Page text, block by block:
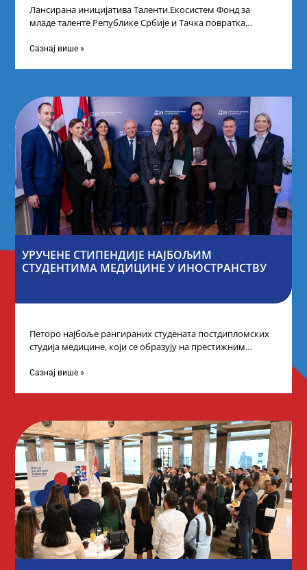
Лансирана иницијатива Таленти.Екосистем Фонд за
младе таленте Републике Србије и Тачка повратка
догађају су се
Сазнај више »
УРУЧЕНЕ СТИПЕНДИЈЕ НАЈБОЉИМ
СТУДЕНТИМА МЕДИЦИНЕ У ИНОСТРАНСТВУ
Петоро најбоље рангираних студената постдипломских
студија медицине, који се образују на престижним
стипендије од
Сазнај више »